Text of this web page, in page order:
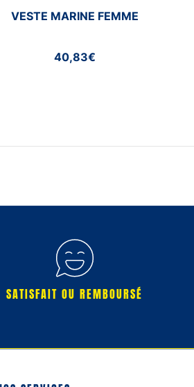
VESTE MARINE FEMME
40,83€
SATISFAIT OU REMBOURSÉ